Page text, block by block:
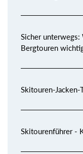
Sicher unterwegs:
Bergtouren
Skitouren-Jacken-
Skitourenführer -